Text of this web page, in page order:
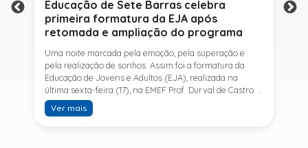
Educação de Sete Barras celebra
primeira formatura da EJA após
retomada e ampliação do programa
Uma noite marcada pela emoção, pela superação e
pela realização de sonhos. Assim foi a formatura da
Educação de Jovens e Adultos (EJA), realizada na
última sexta-feira (17), na EMEF Prof. Durval de Castro. A
cerimônia celebrou a conclusão dos estudos de 53
alunos e entrou para a história ao marcar a primeira
Ver mais